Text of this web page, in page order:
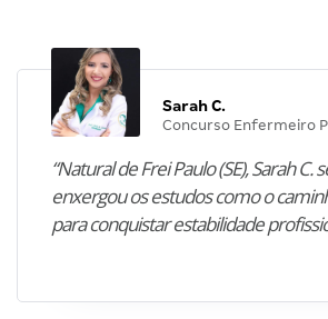
Sarah C.
Concurso Enfermeiro
“Natural de Frei Paulo (SE), Sarah C.
enxergou os estudos como o
para conquistar estabilidade